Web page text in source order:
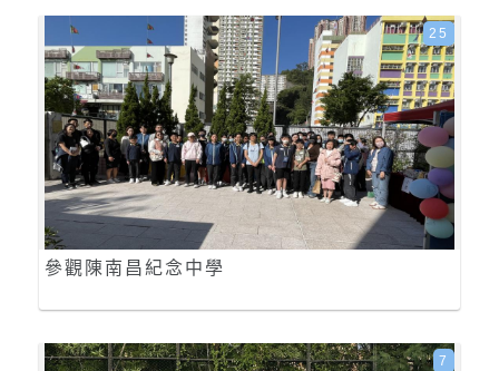
參觀陳南昌紀念中學
25
7